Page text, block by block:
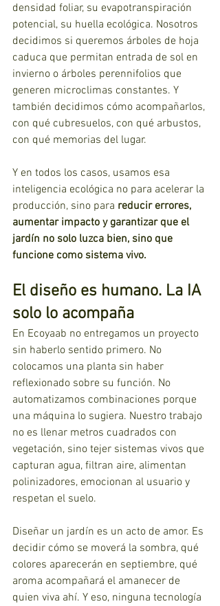
densidad foliar, su evapotranspiración
potencial, su huella ecológica. Nosotros
decidimos si queremos árboles de hoja
caduca que permitan entrada de sol en
invierno o árboles perennifolios que
generen microclimas constantes. Y
también decidimos cómo acompañarlos,
con qué cubresuelos, con qué arbustos,
con qué memorias del lugar.
Y en todos los casos, usamos esa
inteligencia ecológica no para acelerar la
producción, sino para reducir errores,
aumentar impacto y garantizar que el
jardín no solo luzca bien, sino que
funcione como sistema vivo.
El diseño es humano. La IA
solo lo acompaña
En Ecoyaab no entregamos un proyecto
sin haberlo sentido primero. No
colocamos una planta sin haber
reflexionado sobre su función. No
automatizamos combinaciones porque
una máquina lo sugiera. Nuestro trabajo
no es llenar metros cuadrados con
vegetación, sino tejer sistemas vivos que
capturan agua, filtran aire, alimentan
polinizadores, emocionan al usuario y
respetan el suelo.
Diseñar un jardín es un acto de amor. Es
decidir cómo se moverá la sombra, qué
colores aparecerán en septiembre, qué
aroma acompañará el amanecer de
quien viva ahí. Y eso, ninguna tecnología